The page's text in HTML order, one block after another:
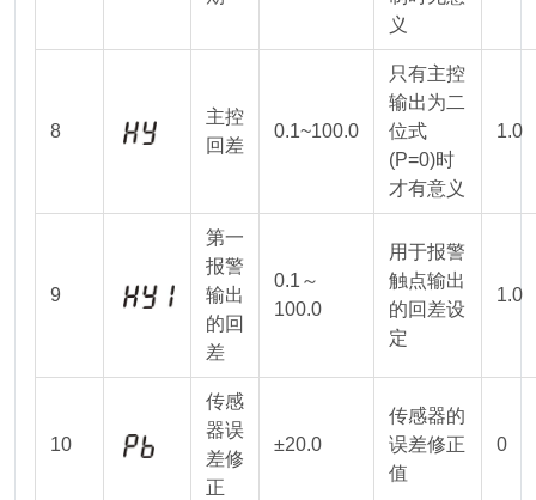
义
8
主控
回差
0.1~100.0
只有主控
输出为二
位式
(P=0)时
才有意义
1.0
9
第一
报警
输出
的回
差
0.1～
100.0
用于报警
触点输出
的回差设
定
1.0
10
传感
器误
差修
正
±20.0
传感器的
误差修正
值
0